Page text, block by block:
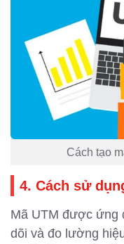
Cách tạo
4. Cách sử
Mã UTM được ứng
dõi và đo lường